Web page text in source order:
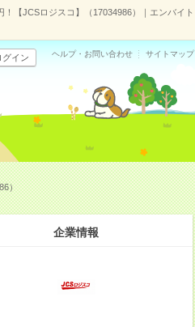
【JCSロジスコ】（17034986）｜エンバイト
グイン ヘルプ・お問い合わせ サイトマップ
）
企業情報